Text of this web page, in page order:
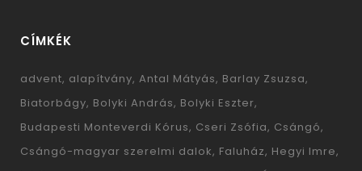
CÍMKÉK
advent alapítvány Antal Mátyás Barlay Zsuzsa
Biatorbágy Bolyki András Bolyki Eszter
Budapesti Monteverdi Kórus Cseri Zsófia Csángó
Csángó-magyar szerelmi dalok Faluház Hegyi Imre